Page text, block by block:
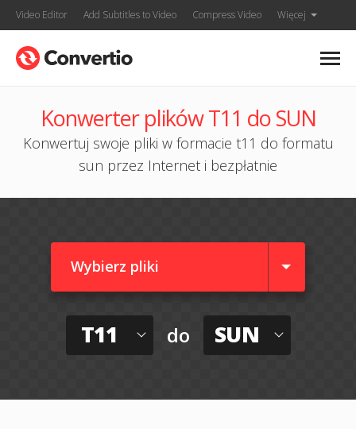
Video Editor Add Subtitles to Video Compress Video Więcej
Konwerter plików T11 do SUN
Konwertuj swoje pliki w formacie t11 do formatu
sun przez Internet i bezpłatnie
Wybierz pliki
T11 do SUN